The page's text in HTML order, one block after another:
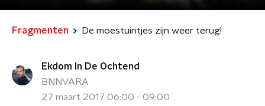
Fragmenten De moestuintjes zijn weer terug!
Ekdom In De Ochtend
BNNVARA
27 maart 2017 06:00 - 09:00